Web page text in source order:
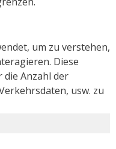
um zu verstehen,
Diese
die Anzahl der
usw. zu